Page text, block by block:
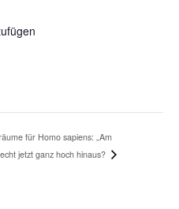
für Homo sapiens: „Am
jetzt ganz hoch hinaus?